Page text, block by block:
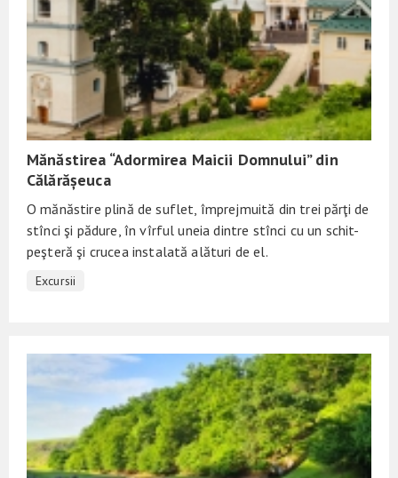
Mănăstirea “Adormirea Maicii Domnului” din
Călărășeuca
O mănăstire plină de suflet, împrejmuită din trei părţi de
stînci şi pădure, în vîrful uneia dintre stînci cu un schit-
peşteră şi crucea instalată alături de el.
Excursii